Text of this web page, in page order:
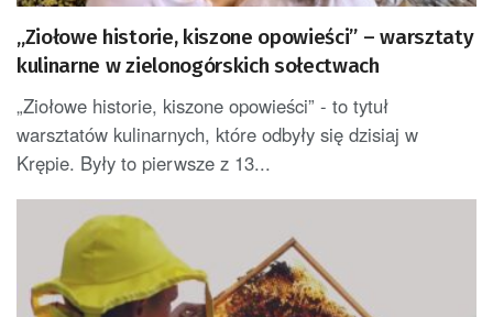
„Ziołowe historie, kiszone opowieści” – warsztaty
kulinarne w zielonogórskich sołectwach
„Ziołowe historie, kiszone opowieści” - to tytuł
warsztatów kulinarnych, które odbyły się dzisiaj w
Krępie. Były to pierwsze z 13...